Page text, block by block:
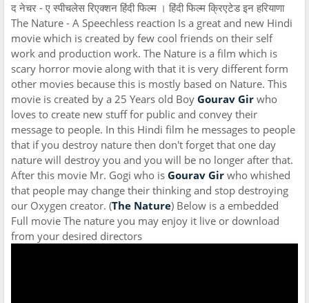
द नेचर - ए स्पीचलेस रिएक्शन हिंदी फिल्म । हिंदी फिल्म क्रिएटेड इन हरियाणा
The Nature - A Speechless reaction Is a great and new Hindi
movie which is created by few cool friends on their self
work and production work. The Nature is a film which is
scary horror movie along with that it is very different form
other movies because this is mostly based on Nature. This
movie is created by a 25 Years old Boy Gourav Gir who
loves to create new stuff for public and convey their
message to people. In this Hindi film he messages to people
that if you destroy nature then don't forget that one day
nature will destroy you and you will be no longer after that.
After this movie Mr. Gogi who is Gourav Gir who whished
that people may change their thinking and stop destroying
our Oxygen creator. (The Nature) Below is a embedded
Full movie The nature you may enjoy it live or download
from your desired directors